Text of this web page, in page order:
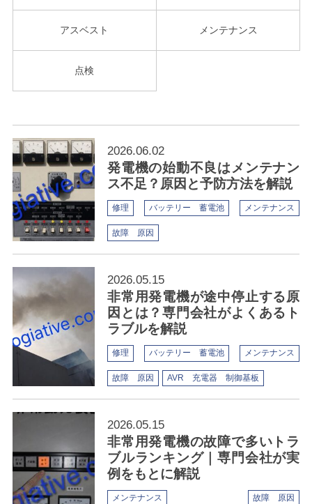
アスベスト メンテナンス
点検
2026.06.02
発電機の始動不良はメンテナン
ス不足？原因と予防方法を解説
修理 バッテリー 蓄電池 メンテナンス
故障 原因
2026.05.15
非常用発電機が途中停止する原
因とは？専門会社がよくあるト
ラブルを解説
修理 バッテリー 蓄電池 メンテナンス
故障 原因 AVR 充電器 制御基板
2026.05.15
非常用発電機の故障で多いトラ
ブルランキング｜専門会社が実
例をもとに解説
メンテナンス 故障 原因